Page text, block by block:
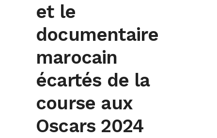
et le
documentaire
marocain
écartés de la
course aux
Oscars 2024